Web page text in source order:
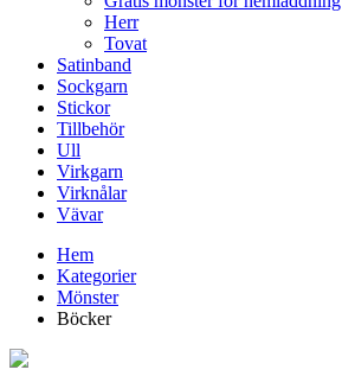
Herr
Tovat
Satinband
Sockgarn
Stickor
Tillbehör
Ull
Virkgarn
Virknålar
Vävar
Hem
Kategorier
Mönster
Böcker